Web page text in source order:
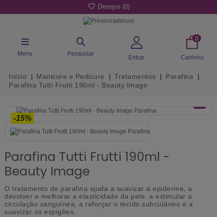
Desejos (0)
Menu Pesquisar
Entrar
0
Carrinho
Início Manicure e Pedicure Tratamentos
Parafina
Parafina Tutti Frutti 190ml - Beauty Image
-15%
Parafina Tutti Frutti 190ml -
Beauty Image
O tratamento de parafina ajuda a suavizar a epiderme, a
devolver e melhorar a elasticidade da pele, a estimular a
circulação sanguínea, a reforçar o tecido subcutâneo e a
suavizar os espigões.